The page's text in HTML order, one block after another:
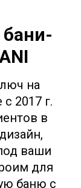
на
2017 г.
в
ваши
для
баню с